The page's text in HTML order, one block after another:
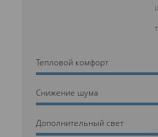
Тепловой комфорт
Cнижение шума
Дополнительный свет